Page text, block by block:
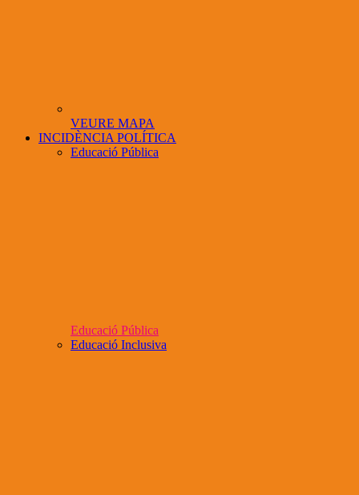
VEURE MAPA
INCIDÈNCIA POLÍTICA
Educació Pública
Educació Pública
Educació Inclusiva